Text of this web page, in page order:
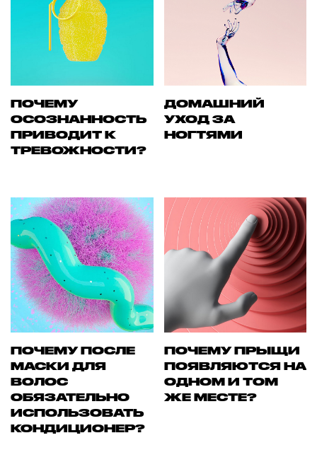
ПОЧЕМУ
ОСОЗНАННОСТЬ
ПРИВОДИТ К
ТРЕВОЖНОСТИ?
ДОМАШНИЙ
УХОД ЗА
НОГТЯМИ
ПОЧЕМУ ПОСЛЕ
МАСКИ ДЛЯ
ВОЛОС
ОБЯЗАТЕЛЬНО
ИСПОЛЬЗОВАТЬ
КОНДИЦИОНЕР?
ПОЧЕМУ ПРЫЩИ
ПОЯВЛЯЮТСЯ НА
ОДНОМ И ТОМ
ЖЕ МЕСТЕ?